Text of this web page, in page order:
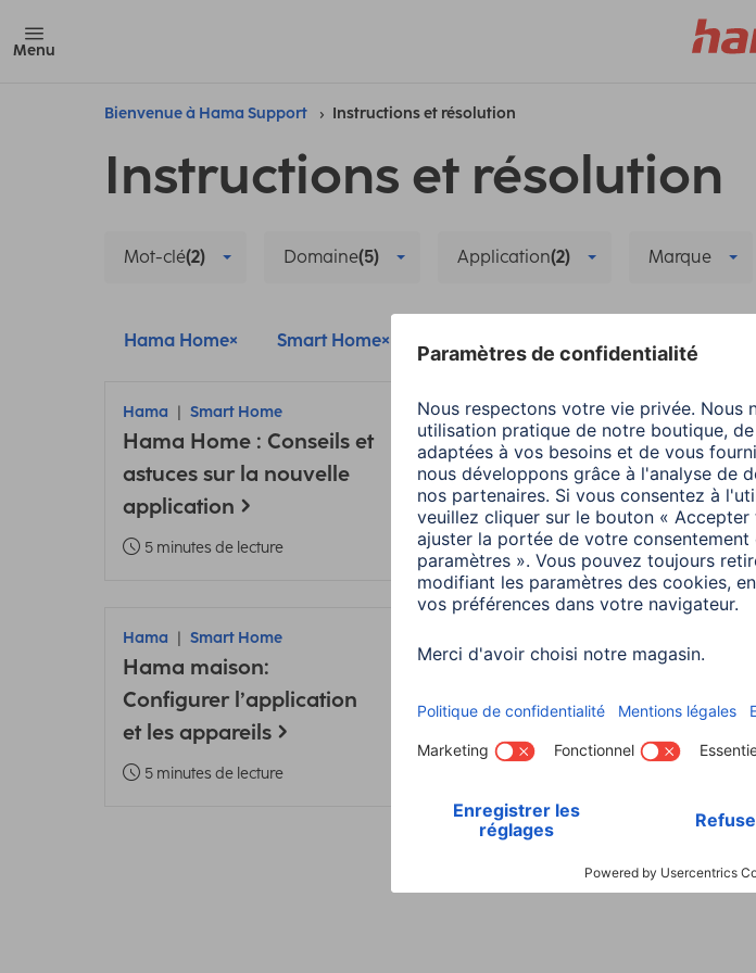
Menu
Bienvenue à Hama Support Instructions et résolution
Instructions et résolution
Mot-clé(2) Domaine(5) Application(2) Marque
Hama Home Smart Home Configuration Concentrateur/
Hama Smart Home
Hama Home : Conseils et
astuces sur la nouvelle
application
5 minutes de lecture
Hama Smart Home
Retirer et réinstaller la
caméra intelligente
3 minutes de lecture
Hama Smart Home
Hama maison:
Configurer l’application
et les appareils
5 minutes de lecture
Ajouter des appareils à
Hama Smart Home -